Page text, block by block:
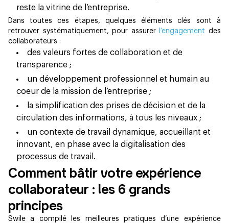
reste la vitrine de l’entreprise.
Dans toutes ces étapes, quelques éléments clés sont à
retrouver systématiquement, pour assurer
l’engagement des
collaborateurs :
des valeurs fortes de collaboration et de
transparence ;
un développement professionnel et humain au
coeur de la mission de l’entreprise ;
la simplification des prises de décision et de la
circulation des informations, à tous les niveaux ;
un contexte de travail dynamique, accueillant et
innovant, en phase avec la digitalisation des
processus de travail.
Comment bâtir votre expérience
collaborateur : les 6 grands
principes
Swile a compilé les meilleures pratiques d’une expérience